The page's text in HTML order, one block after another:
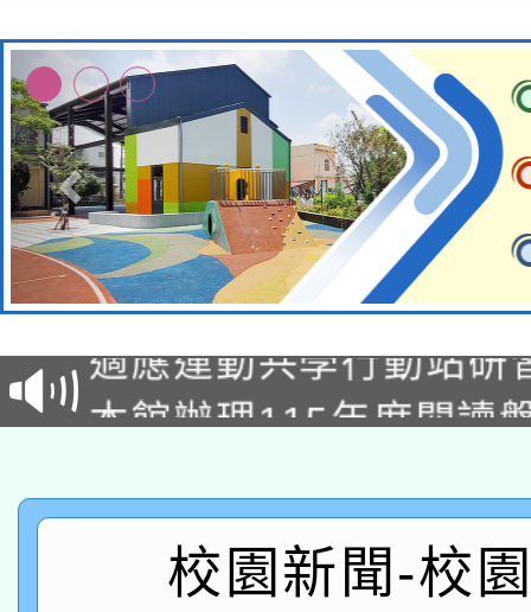
本校115學年度第2次
招甄選結果公告(無人
招)
本館辦理115年度閱讀
礎課程
A3數位素養講師名單
「數位內容與教學軟
校園新聞-校